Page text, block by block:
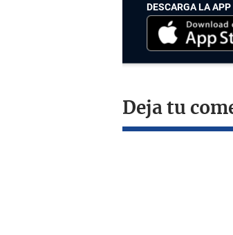
DESCARGA LA APP
Deja tu